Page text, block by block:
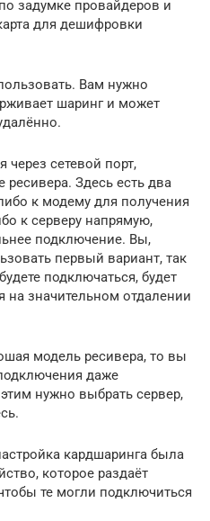
задумке провайдеров и
для дешифровки
Вам нужно
шаринг и может
через сетевой порт,
Здесь есть два
к модему для получения
к серверу напрямую,
подключение. Вы,
первый вариант, так
подключаться, будет
на значительном отдалении
модель ресивера, то вы
даже
нужно выбрать сервер,
кардшаринга была
которое раздаёт
те могли подключиться